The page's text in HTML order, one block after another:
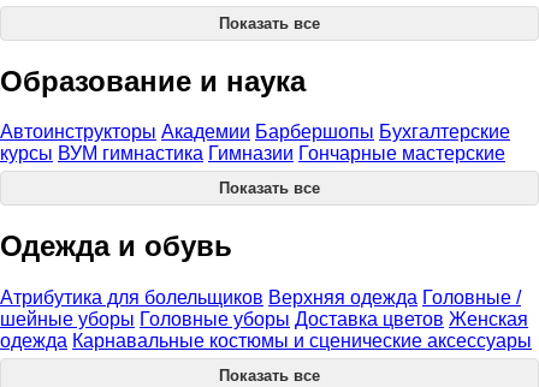
Показать все
Образование и наука
Автоинструкторы Академии Барбершопы Бухгалтерские
курсы ВУМ гимнастика Гимназии Гончарные мастерские
Показать все
Одежда и обувь
Атрибутика для болельщиков Верхняя одежда Головные /
шейные уборы Головные уборы Доставка цветов Женская
одежда Карнавальные костюмы и сценические аксессуары
Показать все